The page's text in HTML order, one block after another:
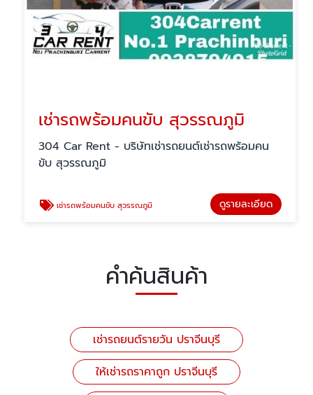
เช่ารถพร้อมคนขับ สุวรรณภูมิ
304 Car Rent - บริษัทเช่ารถยนต์เช่ารถพร้อมคน
ขับ สุวรรณภูมิ
เช่ารถพร้อมคนขับ สุวรรณภูมิ ดูรายละเอียด
คำค้นสินค้า
เช่ารถยนต์รายวัน ปราจีนบุรี
ให้เช่ารถราคาถูก ปราจีนบุรี